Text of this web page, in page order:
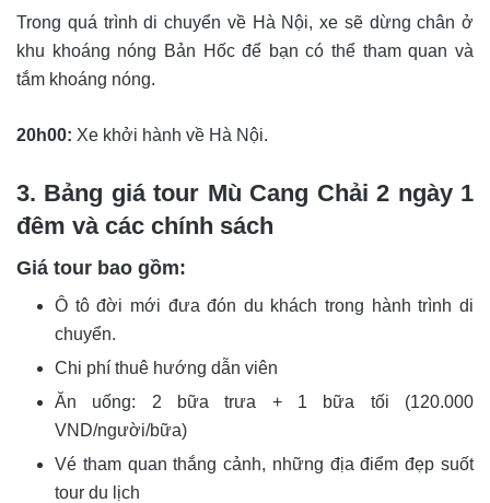
Trong quá trình di chuyển về Hà Nội, xe sẽ dừng chân ở
khu khoáng nóng Bản Hốc để bạn có thể tham quan và
tắm khoáng nóng.
20h00: Xe khởi hành về Hà Nội.
3. Bảng giá tour Mù Cang Chải 2 ngày 1
đêm và các chính sách
Giá tour bao gồm:
Ô tô đời mới đưa đón du khách trong hành trình di
chuyển.
Chi phí thuê hướng dẫn viên
Ăn uống: 2 bữa trưa + 1 bữa tối (120.000
VND/người/bữa)
Vé tham quan thắng cảnh, những địa điểm đẹp suốt
tour du lịch